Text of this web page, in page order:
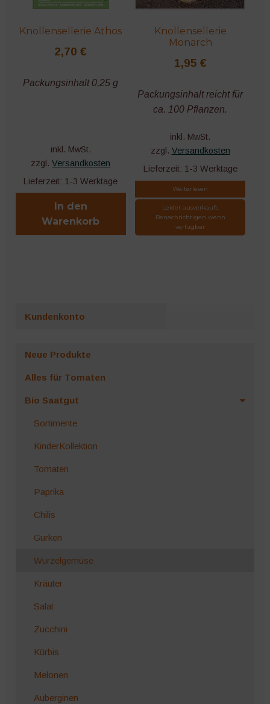
Knollensellerie Athos
2,70€
Packungsinhalt 0,25 g
inkl. MwSt.
zzgl.Versandkosten
Lieferzeit: 1-3 Werktage
In den
Warenkorb
Knollensellerie
Monarch
1,95 €
Packungsinhalt reicht für
ca. 100 Pflanzen.
inkl. MwSt.
zzgl. Versandkosten
Lieferzeit: 1-3 Werktage
Weiterlesen
Leider ausverkauft.
Benachrichtigen wenn
verfügbar
Kundenkonto
Neue Produkte
Alles für Tomaten
Bio Saatgut
Sortimente
KinderKollektion
Tomaten
Paprika
Chilis
Gurken
Wurzelgemüse
Kräuter
Salat
Zucchini
Kürbis
Melonen
Auberginen